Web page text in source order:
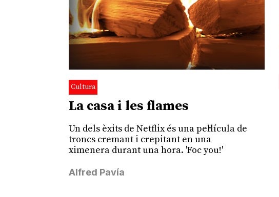
Cultura
La casa i les flames
Un dels èxits de Netflix és una pel·lícula de
troncs cremant i crepitant en una
ximenera durant una hora. 'Foc you!'
Alfred Pavía